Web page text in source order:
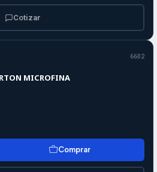
Cotizar
6602
MICROFINA
Comprar